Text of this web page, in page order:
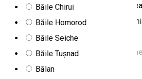
Băile Chirui
Băile Homorod
Băile Seiche
Băile Tușnad
Bălan
secuieşti sculptate în lemn, care s-au
obositoare pe parcursul a mai multor
Áron, din Gheorgheni.
Gheorgheni km 6 spre Lacu Rosu,
Hostel